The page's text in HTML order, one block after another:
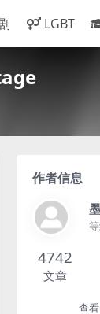
LGBT
作者信息
4742
文章
查